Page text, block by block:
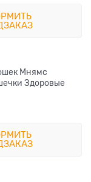
Мнямс
Здоровые